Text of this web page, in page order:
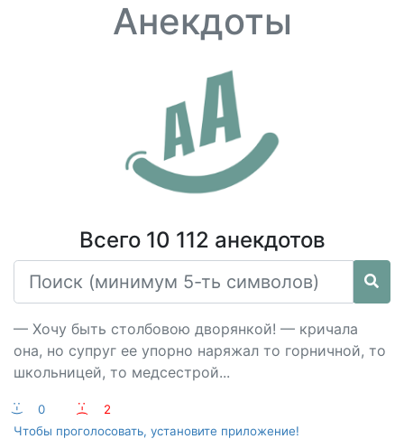
Анекдоты
Всего 10 112 анекдотов
— Хочу быть столбовою дворянкой! — кричала
она, но супруг ее упорно наряжал то горничной, то
школьницей, то медсестрой...
:-) 0 :-(
2
Чтобы проголосовать, установите приложение!